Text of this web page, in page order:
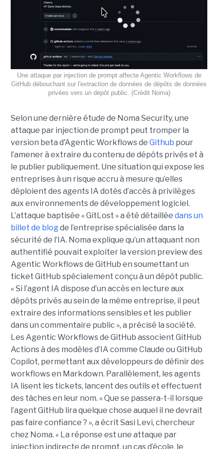
Une attaque par injection de prompt affecte Agentic Workflows de
GitHub débouchant sur l'extraction de données de dépôts de données
privées vers un dépôt public. (Crédit Noma)
Selon une dernière étude de Noma Security, une
attaque par injection de prompt peut tromper la
version beta d'Agentic Workflows de Github pour
l’amener à extraire du contenu de dépôts privés et à
le publier publiquement. Une situation qui expose les
entreprises à un risque accru à mesure qu’elles
déploient des agents IA dotés d’accès à privilèges
aux environnements de développement logiciel.
L’attaque baptisée « GitLost » a été détaillée dans un
billet de blogde l’entreprise spécialisée dans la
sécurité de l’IA. Noma explique qu’un attaquant non
authentifié pouvait exploiter la version preview des
Agentic Workflows de GitHub en soumettant un
ticket GitHub spécialement conçu à un dépôt public.
« Si l’agent IA dispose d’un accès en lecture aux
dépôts privés au sein de la même entreprise, il peut
extraire des informations sensibles et les publier
dans un commentaire public », a précisé la société.
Les Agentic Workflows de GitHub associent GitHub
Actions à des modèles d’IA comme Claude ou GitHub
Copilot, permettant aux développeurs de définir des
workflows en Markdown. Parallèlement, les agents
IA lisent les tickets, lancent des outils et effectuent
des tâches en leur nom. « Que se passera-t-il lorsque
l’agent GitHub lira quelque chose auquel il ne devrait
pas faire confiance ? », a écrit Sasi Levi, chercheur
chez Noma. « La réponse est une attaque par
injection indirecte de prompt, un cas d’école, le